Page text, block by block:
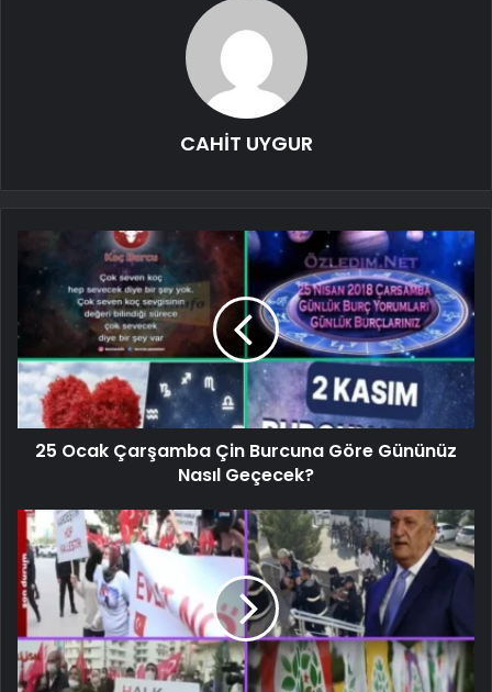
CAHİT UYGUR
25 Ocak Çarşamba Çin Burcuna Göre Gününüz
Nasıl Geçecek?